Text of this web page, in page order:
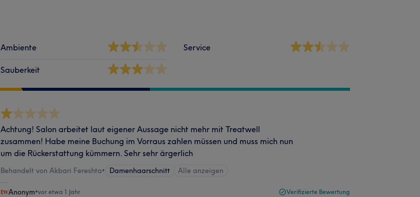
Ambiente
Sauberkeit
Service
Achtung! Salon arbeitet laut eigener Aussage nicht mehr mit Treatwell
zusammen! Habe meine Buchung im Vorraus zahlen müssen und muss mich nun
um die Rückerstattung kümmern. Sehr sehr ärgerlich
Behandelt von Akbari Fereshta• Damenhaarschnitt Alle anzeigen
Anonym•vor etwa 1 Jahr Verifizierte Bewertung